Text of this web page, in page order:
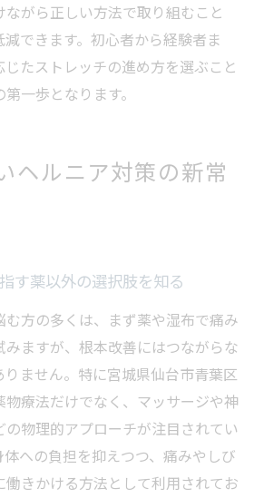
がら正しい方法で取り組むこと
できます。初心者から経験者ま
たストレッチの進め方を選ぶこと
一歩となります。
ヘルニア対策の新常
す薬以外の選択肢を知る
方の多くは、まず薬や湿布で痛み
みますが、根本改善にはつながらな
りません。特に宮城県仙台市青葉区
療法だけでなく、マッサージや神
物理的アプローチが注目されてい
体への負担を抑えつつ、痛みやしび
きかける方法として利用されてお